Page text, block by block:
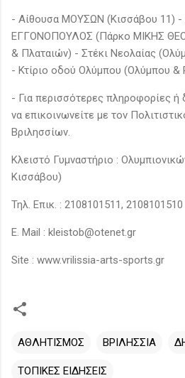
- Αίθουσα ΜΟΥΣΩΝ (Κισσάβου 11) -
ΕΓΓΟΝΟΠΟΥΛΟΣ (Πάρκο ΜΙΚΗΣ
& Πλαταιών) - Στέκι Νεολαίας
- Κτίριο οδού Ολύμπου (Ολύμπου &
- Για περισσότερες πληροφορίες ή
να επικοινωνείτε με τον
Βριλησσίων.
Κλειστό Γυμναστήριο :
Κισσάβου)
Τηλ. Επικ. : 2108101511, 2108101510
E. Mail : kleistob@otenet.gr
Site : www.vrilissia-arts-sports.gr
ΑΘΛΗΤΙΣΜΟΣ ΒΡΙΛΗΣΣΙΑ
ΤΟΠΙΚΕΣ ΕΙΔΗΣΕΙΣ